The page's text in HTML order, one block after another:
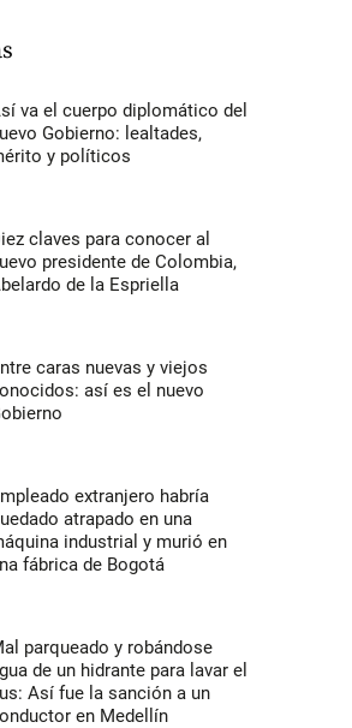
va el cuerpo diplomático del
Gobierno: lealtades,
y políticos
claves para conocer al
presidente de Colombia,
de la Espriella
caras nuevas y viejos
así es el nuevo
extranjero habría
atrapado en una
industrial y murió en
fábrica de Bogotá
parqueado y robándose
de un hidrante para lavar el
Así fue la sanción a un
en Medellín